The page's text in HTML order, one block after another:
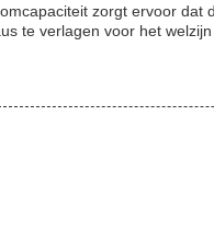
zorgt ervoor dat
te verlagen voor het welzijn